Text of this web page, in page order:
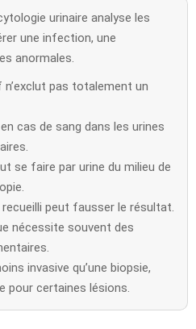
urinaire analyse les
une infection, une
anormales.
pas totalement un
cas de sang dans les urines
se faire par urine du milieu de
peut fausser le résultat.
nécessite souvent des
invasive qu’une biopsie,
pour certaines lésions.